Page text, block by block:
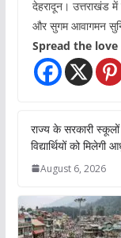
देहरादून। उत्तराखंड में
और सुगम आवागमन
Spread the love
राज्य के सरकारी
विद्यार्थियों को मिलेगी
August 6, 2026